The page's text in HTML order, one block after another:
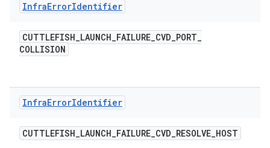
InfraErrorIdentifier
CUTTLEFISH_LAUNCH_FAILURE_CVD_PORT_
COLLISION
InfraErrorIdentifier
CUTTLEFISH_LAUNCH_FAILURE_CVD_RESOLVE_HOST